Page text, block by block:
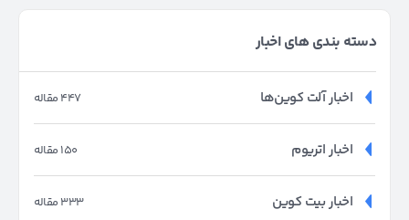
دسته بندی های اخبار
447 مقاله اخبار آلت کوین‌ها
150 مقاله اخبار اتریوم
333 مقاله اخبار بیت کوین